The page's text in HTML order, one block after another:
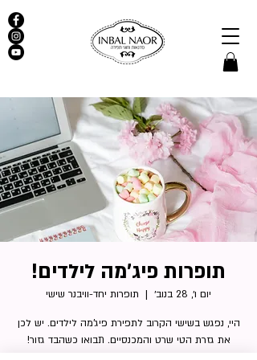
תופרות פיג'מה לילדים!
יום ו׳, 28 בנוב׳
  |
תופרות יחד-וויבנר שישי
היי, נפגש בשישי הקרוב לתפירת פיג'מה לילדים. יש לכן
את גזרת הטי שרט והמכנסיים. תבואו כשהבד גזור!